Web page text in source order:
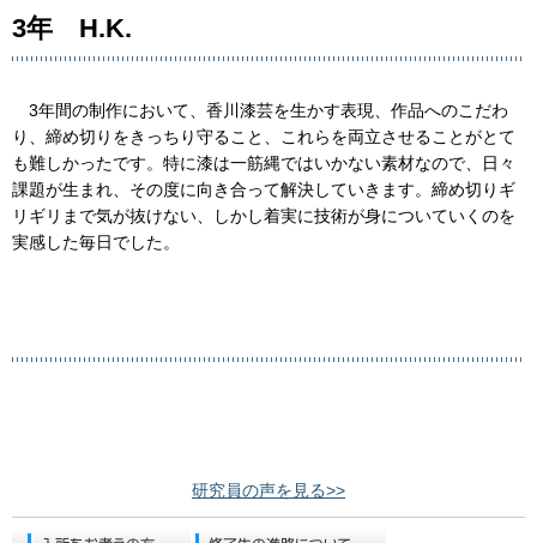
3年 H.K.
3年間の制作において、香川漆芸を生かす表現、作品へのこだわ
り、締め切りをきっちり守ること、これらを両立させることがとて
も難しかったです。特に漆は一筋縄ではいかない素材なので、日々
課題が生まれ、その度に向き合って解決していきます。締め切りギ
リギリまで気が抜けない、しかし着実に技術が身についていくのを
実感した毎日でした。
研究員の声を見る>>